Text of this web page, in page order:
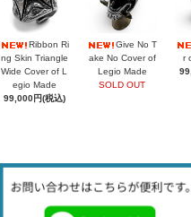
Ribbon Ri
ng Skin Triangle
Wide Cover of L
egio Made
99,000円(税込)
Give No T
ake No Cover of
Legio Made
SOLD OUT
r